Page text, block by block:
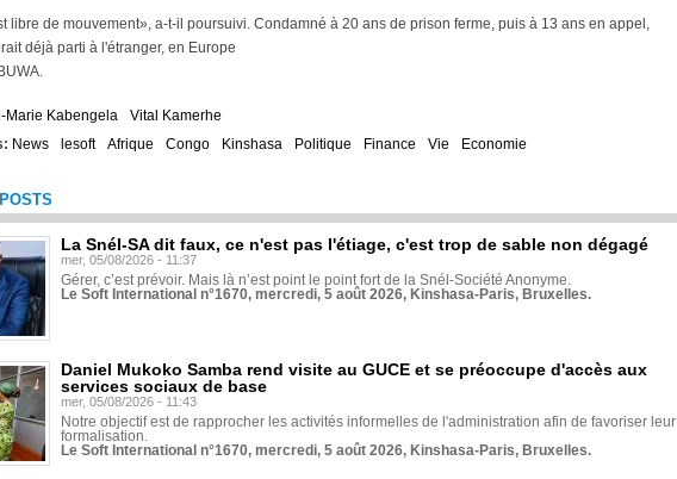
libre de mouvement», a-t-il poursuivi. Condamné à 20 ans de prison ferme, puis à 13 ans en appel,
déjà parti à l'étranger, en Europe
Marie Kabengela
Vital Kamerhe
News lesoft Afrique Congo Kinshasa Politique Finance Vie Economie
La Snél-SA dit faux, ce n'est pas l'étiage, c'est trop de sable non dégagé
mer, 05/08/2026 - 11:37
Gérer, c’est prévoir. Mais là n’est point le point fort de la Snél-Société Anonyme.
Le Soft International n°1670, mercredi, 5 août 2026, Kinshasa-Paris, Bruxelles.
Daniel Mukoko Samba rend visite au GUCE et se préoccupe d'accès aux
services sociaux de base
mer, 05/08/2026 - 11:43
Notre objectif est de rapprocher les activités informelles de l'administration afin de favoriser leur
formalisation.
Le Soft International n°1670, mercredi, 5 août 2026, Kinshasa-Paris, Bruxelles.